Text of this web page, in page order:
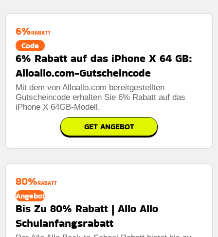
6%RABATT
Code
6% Rabatt auf das iPhone X 64 GB:
Alloallo.com-Gutscheincode
Mit dem von Alloallo.com bereitgestellten
Gutscheincode erhalten Sie 6% Rabatt auf das
iPhone X 64GB-Modell.
GET ANGEBOT
80%RABATT
Angebot
Bis Zu 80% Rabatt | Allo Allo
Schulanfangsrabatt